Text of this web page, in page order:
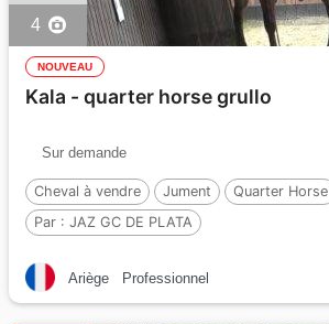
4
NOUVEAU
Kala - quarter horse grullo
Sur demande
Cheval à vendre Jument Quarter Horse
Par : JAZ GC DE PLATA
Ariège Professionnel